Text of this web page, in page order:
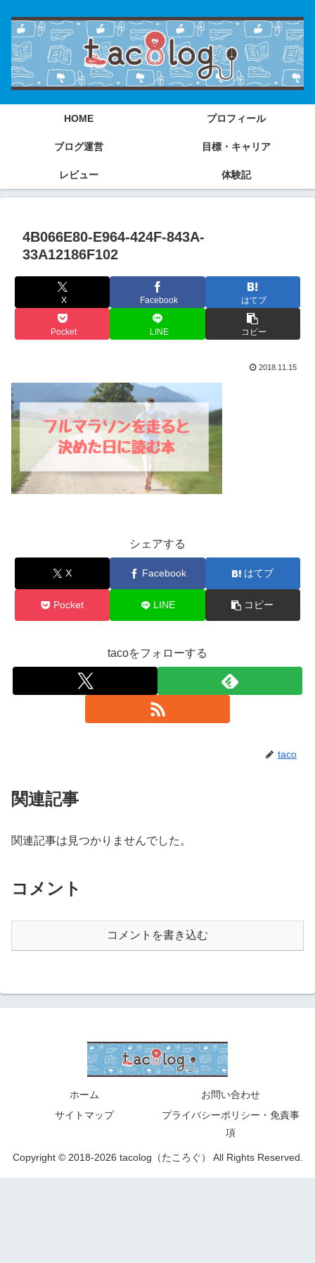
HOME プロフィール
ブログ運営 目標・キャリア
レビュー 体験記
4B066E80-E964-424F-843A-
33A12186F102
X Facebook はてブ
Pocket LINE コピー
2018.11.15
シェアする
X Facebook はてブ
Pocket LINE コピー
tacoをフォローする
taco
関連記事
関連記事は見つかりませんでした。
コメント
コメントを書き込む
ホーム
お問い合わせ
サイトマップ
プライバシーポリシー・免責事
項
Copyright © 2018-2026 tacolog（たころぐ） All Rights Reserved.